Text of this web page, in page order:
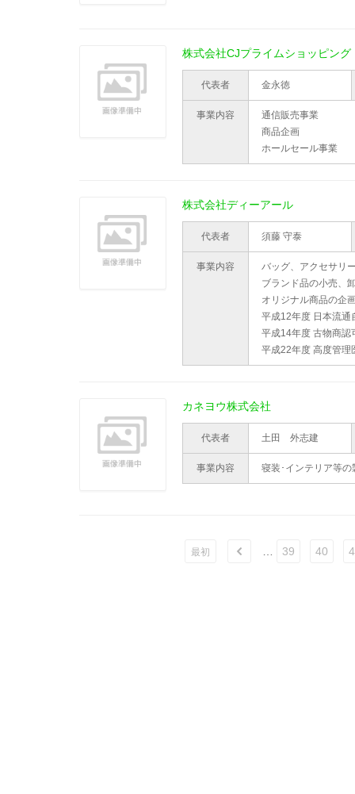
株式会社CJプライムショッピング
代表者 金永徳
事業内容
通信販売事業
商品企画
ホールセール事業
株式会社ディーアール
代表者 須藤 守泰
事業内容
バッグ、アクセサリ
ブランド品の小売、
オリジナル商品の企
平成12年度 日本流通
平成14年度 古物商
平成22年度 高度管
カネヨウ株式会社
代表者 土田 外志建
事業内容 寝装･インテリア等
最初 ù 39 40